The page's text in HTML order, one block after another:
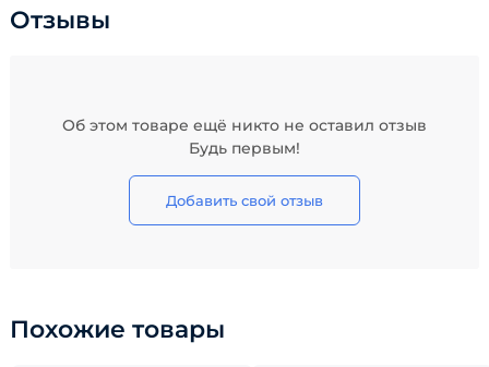
Отзывы
Об этом товаре ещё никто не оставил отзыв
Будь первым!
Добавить свой отзыв
Похожие товары